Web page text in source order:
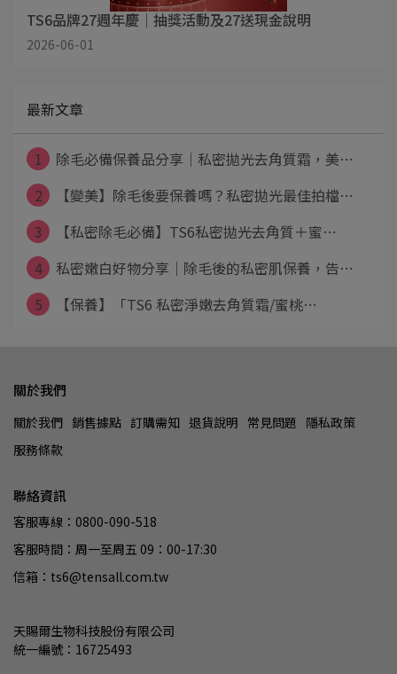
TS6品牌27週年慶｜抽獎活動及27送現金說明
2026-06-01
最新文章
1
除毛必備保養品分享｜私密拋光去角質霜，美⋯
2
【變美】除毛後要保養嗎？私密拋光最佳拍檔⋯
3
【私密除毛必備】TS6私密拋光去角質＋蜜⋯
4
私密嫩白好物分享｜除毛後的私密肌保養，告⋯
5
【保養】「TS6 私密淨嫩去角質霜/蜜桃⋯
關於我們
關於我們 銷售據點 訂購需知 退貨說明 常見問題 隱私政策
服務條款
聯絡資訊
客服專線：0800-090-518
客服時間：周一至周五 09：00-17:30
信箱：ts6@tensall.com.tw
天賜爾生物科技股份有限公司
統一編號：16725493